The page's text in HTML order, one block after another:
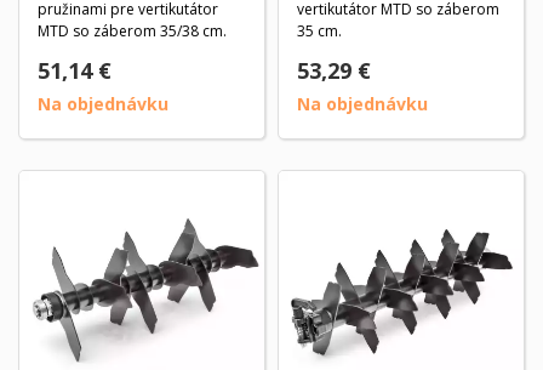
pružinami pre vertikutátor
MTD so záberom 35/38 cm.
51,14 €
Na objednávku
vertikutátor MTD so záberom
35 cm.
53,29 €
Na objednávku